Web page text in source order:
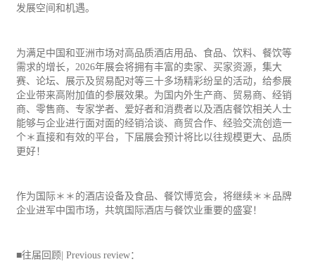
发展空间和机遇。
为满足中国和亚洲市场对高品质酒店用品、食品、饮料、餐饮等
需求的增长，2026年展会将拥有丰富的卖家、买家资源，集大
赛、论坛、展示及贸易配对等三十多场精彩纷呈的活动，给参展
企业带来高附加值的参展效果。为国内外生产商、贸易商、经销
商、零售商、专家学者、爱好者和消费者以及酒店餐饮相关人士
能够与企业进行面对面的经销洽谈、商贸合作、经验交流创造一
个＊直接和有效的平台，下届展会预计将比以往规模更大、品质
更好！
作为国际＊＊的酒店设备及食品、餐饮博览会，将继续＊＊品牌
企业进军中国市场，共筑国际酒店与餐饮业重要的盛宴！
■往届回顾| Previous review：